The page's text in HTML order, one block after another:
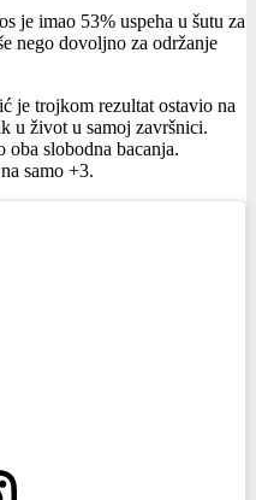
je imao 53% uspeha u šutu za
nego dovoljno za održanje
je trojkom rezultat ostavio na
u život u samoj završnici.
slobodna bacanja.
samo +3.